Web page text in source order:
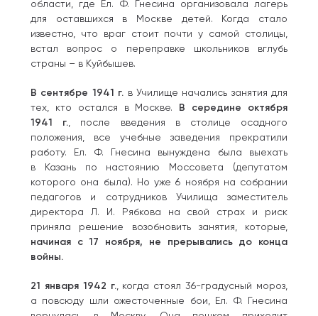
области, где Ел. Ф. Гнесина организовала лагерь
для оставшихся в Москве детей. Когда стало
известно, что враг стоит почти у самой столицы,
встал вопрос о переправке школьников вглубь
страны – в Куйбышев.
В сентябре 1941 г. в Училище начались занятия для
тех, кто остался в Москве. В середине октября
1941 г. , после введения в столице осадного
положения, все учебные заведения прекратили
работу. Ел. Ф. Гнесина вынуждена была выехать
в Казань по настоянию Моссовета (депутатом
которого она была). Но уже 6 ноября на собрании
педагогов и сотрудников Училища заместитель
директора Л. И. Рябкова на свой страх и риск
приняла решение возобновить занятия, которые,
начиная с 17 ноября, не прерывались до конца
войны.
21 января 1942 г. , когда стоял 36-градусный мороз,
а повсюду шли ожесточенные бои, Ел. Ф. Гнесина